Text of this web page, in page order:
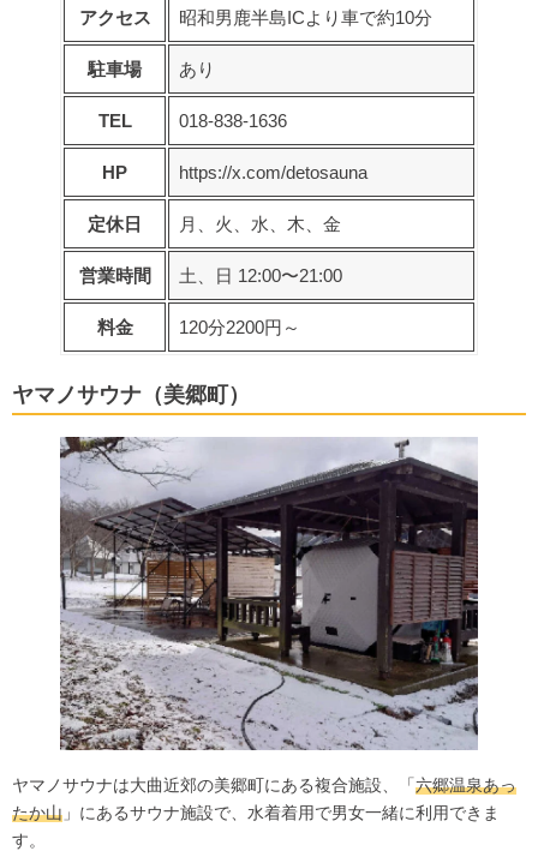
アクセス 昭和男鹿半島ICより車で約10分
駐車場 あり
TEL 018-838-1636
HP https://x.com/detosauna
定休日 月、火、水、木、金
営業時間 土、日 12:00〜21:00
料金 120分2200円～
ヤマノサウナ（美郷町）
ヤマノサウナは大曲近郊の美郷町にある複合施設、「六郷温泉あっ
たか山 」にあるサウナ施設で、水着着用で男女一緒に利用できま
す。